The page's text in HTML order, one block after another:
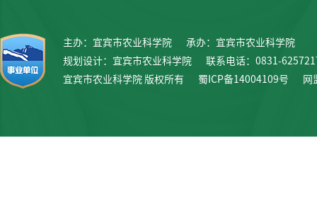
主办：宜宾市农业科学院
承办：宜宾市农业科学院
规划设计：宜宾市农业科学院
联系电话：0831-
宜宾市农业科学院 版权所有
蜀ICP备14004109号 网